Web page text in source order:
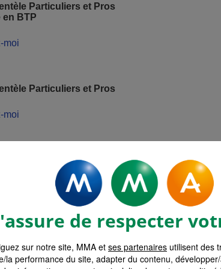
Particuliers et Pros
en BTP
moi
Particuliers et Pros
moi
de respecter
sur notre site, MMA etses partenaires utilisent des
la performance du site, adapter du contenu,